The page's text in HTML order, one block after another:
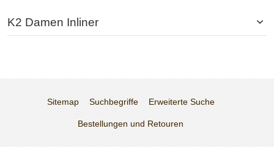
K2 Damen Inliner
Sitemap Suchbegriffe Erweiterte Suche
Bestellungen und Retouren